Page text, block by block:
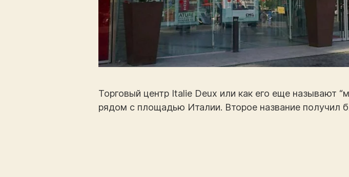
Торговый центр Italie Deux или как его еще называют
рядом с площадью Италии. Второе название получил